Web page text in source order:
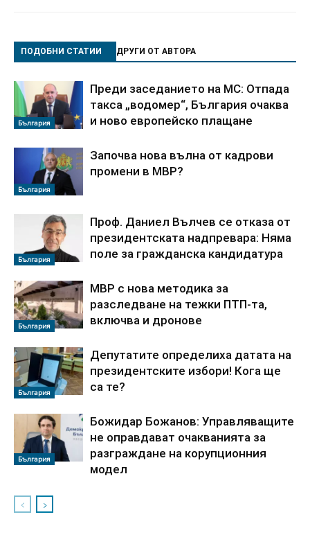
ПОДОБНИ СТАТИИ ДРУГИ ОТ АВТОРА
България
Преди заседанието на МС: Отпада
такса „водомер“, България очаква
и ново европейско плащане
България
Започва нова вълна от кадрови
промени в МВР?
България
Проф. Даниел Вълчев се отказа от
президентската надпревара: Няма
поле за гражданска кандидатура
България
МВР с нова методика за
разследване на тежки ПТП-та,
включва и дронове
България
Депутатите определиха датата на
президентските избори! Кога ще
са те?
България
Божидар Божанов: Управляващите
не оправдават очакванията за
разграждане на корупционния
модел